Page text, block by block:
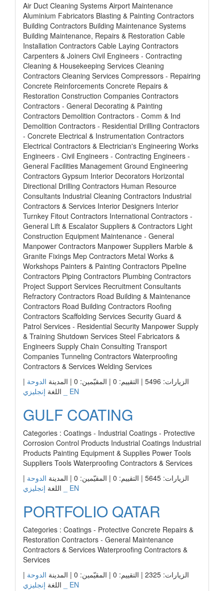
Air Duct Cleaning Systems Airport Maintenance
Aluminium Fabricators Blasting & Painting Contractors
Building Contractors Building Maintenance Systems
Building Maintenance, Repairs & Restoration Cable
Installation Contractors Cable Laying Contractors
Carpenters & Joiners Civil Engineers - Contracting
Cleaning & Housekeeping Services Cleaning
Contractors Cleaning Services Compressors - Repairing
Concrete Reinforcements Concrete Repairs &
Restoration Construction Companies Contractors
Contractors - General Decorating & Painting
Contractors Demolition Contractors - Comm & Ind
Demolition Contractors - Residential Drilling Contractors
- Concrete Electrical & Instrumentation Contractors
Electrical Contractors & Electrician's Engineering Works
Engineers - Civil Engineers - Contracting Engineers -
General Facilities Management Ground Engineering
Contractors Gypsum Interior Decorators Horizontal
Directional Drilling Contractors Human Resource
Consultants Industrial Cleaning Contractors Industrial
Contractors & Services Interior Designers Interior
Turnkey Fitout Contractors International Contractors -
General Lift & Escalator Suppliers & Contractors Light
Construction Equipment Maintenance - General
Manpower Contractors Manpower Suppliers Marble &
Granite Fixings Mep Contractors Metal Works &
Workshops Painters & Painting Contractors Pipeline
Contractors Piping Contractors Plumbing Contractors
Project Support Services Recruitment Consultants
Refractory Contractors Road Building & Maintenance
Contractors Road Building Contractors Roofing
Contractors Scaffolding Services Security Guard &
Patrol Services - Residential Security Manpower Supply
& Training Shutdown Services Steel Fabricators &
Engineers Supply Chain Consulting Transport
Companies Tunneling Contractors Waterproofing
Contractors & Services Welding Services
الزيارات: 5496 | التقييم: 0 | المقيّمين: 0 | المدينة
الدوحة |
اللغة إنجليزي _ EN
GULF COATING
Categories : Coatings - Industrial Coatings - Protective
Corrosion Control Products Industrial Coatings Industrial
Products Painting Equipment & Supplies Power Tools
Suppliers Tools Waterproofing Contractors & Services
الزيارات: 5645 | التقييم: 0 | المقيّمين: 0 | المدينة
الدوحة |
اللغة إنجليزي _ EN
PORTFOLIO QATAR
Categories : Coatings - Protective Concrete Repairs &
Restoration Contractors - General Maintenance
Contractors & Services Waterproofing Contractors &
Services
الزيارات: 2325 | التقييم: 0 | المقيّمين: 0 | المدينة
الدوحة |
اللغة إنجليزي _ EN